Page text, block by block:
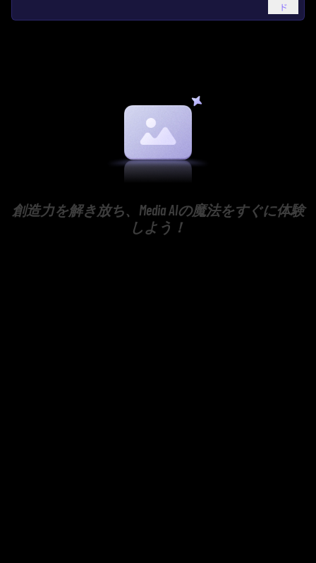
ド
創造力を解き放ち、Media AIの魔法をすぐに体験
しよう！